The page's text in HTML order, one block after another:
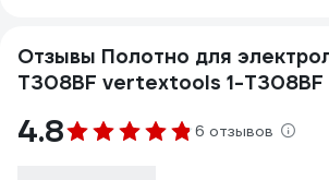
Отзывы Полотно для
T308BF vertextools 1-T308BF
4.8 6 отзывов